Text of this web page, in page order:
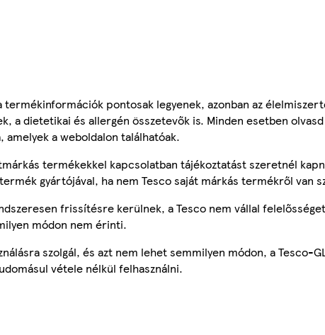
termékinformációk pontosak legyenek, azonban az
a dietetikai és allergén összetevők is. Minden esetben
amelyek a weboldalon találhatóak.
termékekkel kapcsolatban tájékoztatást szeretnél
gyártójával, ha nem Tesco saját márkás termékről van
frissítésre kerülnek, a Tesco nem vállal
módon nem érinti.
szolgál, és azt nem lehet semmilyen módon, a Tesco-
vétele nélkül felhasználni.